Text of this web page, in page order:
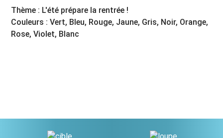
Thème : L'été prépare la rentrée !
Couleurs : Vert, Bleu, Rouge, Jaune, Gris, Noir, Orange,
Rose, Violet, Blanc